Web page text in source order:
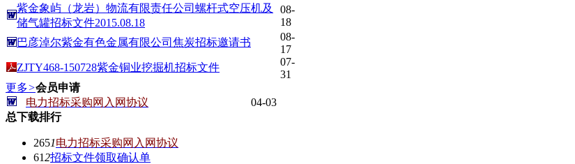
紫金象屿（龙岩）物流有限责任公司螺杆式空压机及
储气罐招标文件2015.08.18
08-
18
巴彦淖尔紫金有色金属有限公司焦炭招标邀请书
08-
17
ZJTY468-150728紫金铜业挖掘机招标文件
07-
31
更多>会员申请
电力招标采购网入网协议
04-03
总下载排行
2651电力招标采购网入网协议
612招标文件领取确认单